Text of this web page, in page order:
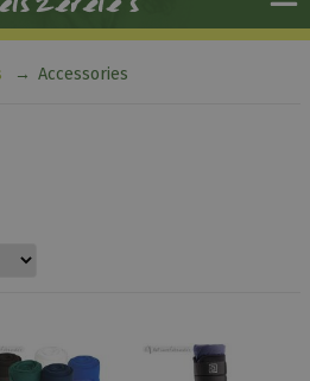
Accessories